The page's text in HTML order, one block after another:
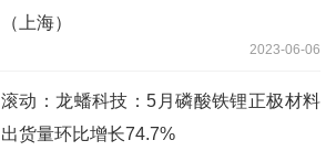
（上海）
2023-06-06
滚动：龙蟠科技：5月磷酸铁锂正极材料
出货量环比增长74.7%